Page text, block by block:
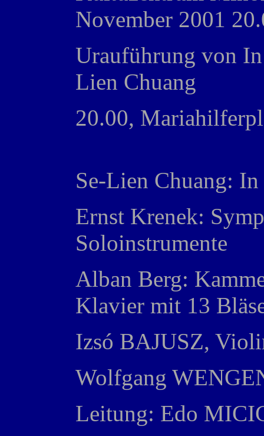
November 2001
Urauführung von
Lien Chuang
20.00,
Se-Lien Chuang:
Ernst Krenek:
Soloinstrumente
Alban Berg:
Klavier mit 13
Izsó BAJUSZ,
Wolfgang
Leitung: Edo